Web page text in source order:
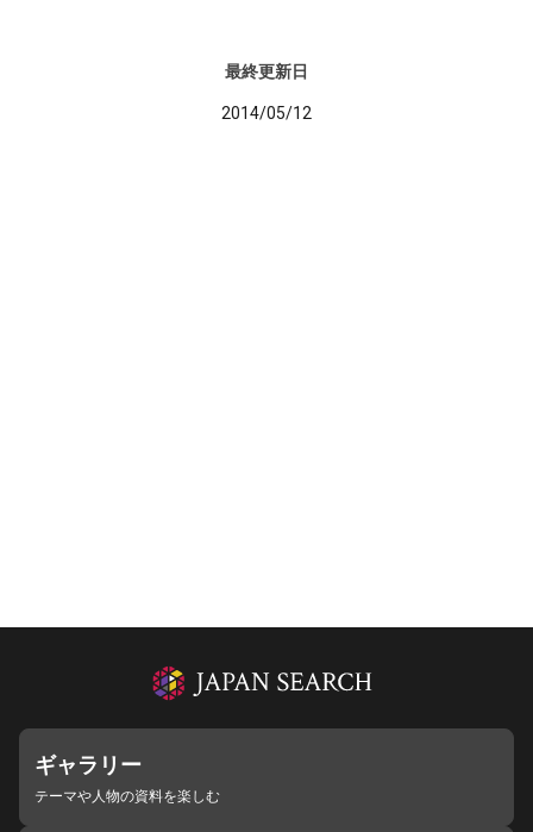
最終更新日
2014/05/12
ギャラリー
テーマや人物の資料を楽しむ